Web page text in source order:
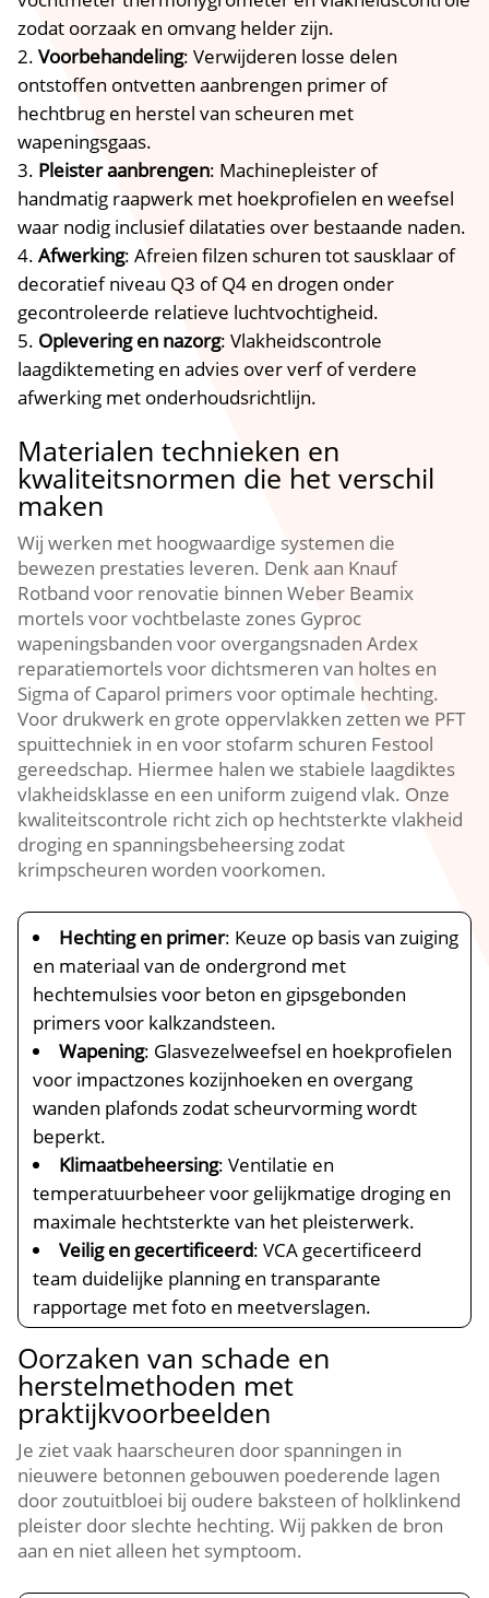
zodat oorzaak en omvang helder zijn.​
Voorbehandeling: Verwijderen losse delen
ontstoffen ontvetten aanbrengen primer of
hechtbrug en herstel van scheuren met
wapeningsgaas.​
Pleister aanbrengen: Machinepleister of
handmatig raapwerk met hoekprofielen en weefsel
waar nodig inclusief dilataties over bestaande naden.​
Afwerking: Afreien filzen schuren tot sausklaar of
decoratief niveau Q3 of Q4 en drogen onder
gecontroleerde relatieve luchtvochtigheid.​
Oplevering en nazorg: Vlakheidscontrole
laagdiktemeting en advies over verf of verdere
afwerking met onderhoudsrichtlijn.​
Materialen technieken en
kwaliteitsnormen die het verschil
maken
Wij werken met hoogwaardige systemen die
bewezen prestaties leveren.​ Denk aan Knauf
Rotband voor renovatie binnen Weber Beamix
mortels voor vochtbelaste zones Gyproc
wapeningsbanden voor overgangsnaden Ardex
reparatiemortels voor dichtsmeren van holtes en
Sigma of Caparol primers voor optimale hechting.​
Voor drukwerk en grote oppervlakken zetten we PFT
spuittechniek in en voor stofarm schuren Festool
gereedschap.​ Hiermee halen we stabiele laagdiktes
vlakheidsklasse en een uniform zuigend vlak.​ Onze
kwaliteitscontrole richt zich op hechtsterkte vlakheid
droging en spanningsbeheersing zodat
krimpscheuren worden voorkomen.​
Hechting en primer: Keuze op basis van zuiging
en materiaal van de ondergrond met
hechtemulsies voor beton en gipsgebonden
primers voor kalkzandsteen.​
Wapening: Glasvezelweefsel en hoekprofielen
voor impactzones kozijnhoeken en overgang
wanden plafonds zodat scheurvorming wordt
beperkt.​
Klimaatbeheersing: Ventilatie en
temperatuurbeheer voor gelijkmatige droging en
maximale hechtsterkte van het pleisterwerk.​
Veilig en gecertificeerd: VCA gecertificeerd
team duidelijke planning en transparante
rapportage met foto en meetverslagen.​
Oorzaken van schade en
herstelmethoden met
praktijkvoorbeelden
Je ziet vaak haarscheuren door spanningen in
nieuwere betonnen gebouwen poederende lagen
door zoutuitbloei bij oudere baksteen of holklinkend
pleister door slechte hechting.​ Wij pakken de bron
aan en niet alleen het symptoom.​